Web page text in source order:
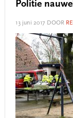
Politie
13 juni 2017 DOOR